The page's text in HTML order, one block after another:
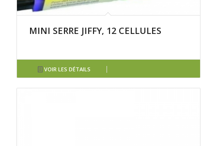
MINI SERRE JIFFY, 12 CELLULES
VOIR LES DÉTAILS